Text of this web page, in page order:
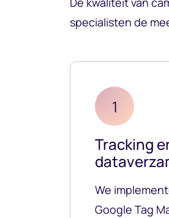
specialisten de
1
Tracking
We
Google Tag